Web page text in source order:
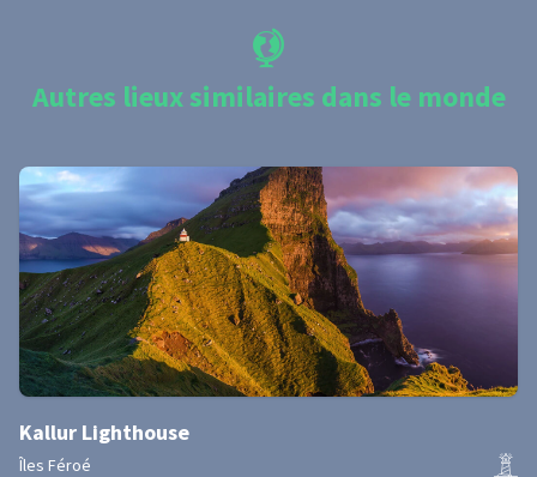
Autres lieux similaires dans le monde
Kallur Lighthouse
Îles Féroé